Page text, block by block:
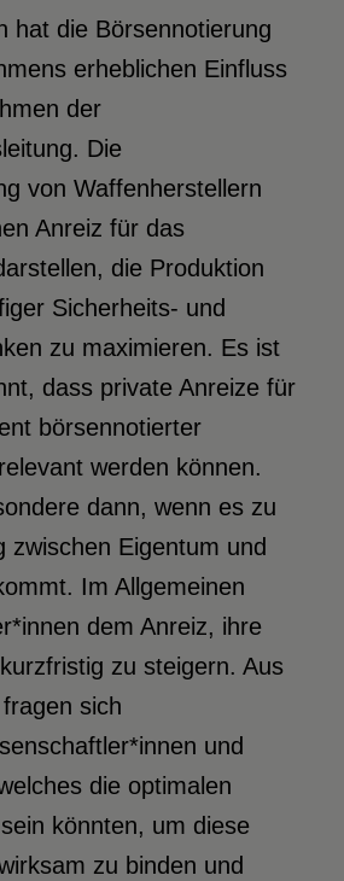
hat die Börsennotierung
erheblichen Einfluss
der
Die
von Waffenherstellern
Anreiz für das
die Produktion
Sicherheits- und
zu maximieren. Es ist
dass private Anreize für
börsennotierter
werden können.
dann, wenn es zu
zwischen Eigentum und
Im Allgemeinen
dem Anreiz, ihre
zu steigern. Aus
sich
und
die optimalen
könnten, um diese
zu binden und